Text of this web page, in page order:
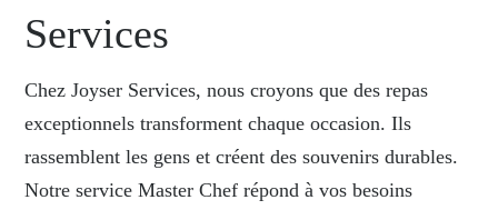
Services
Chez Joyser Services, nous croyons que des repas
exceptionnels transforment chaque occasion. Ils
rassemblent les gens et créent des souvenirs durables.
Notre service Master Chef répond à vos besoins